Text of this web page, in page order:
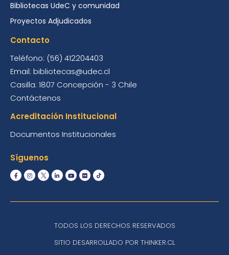
Bibliotecas UdeC y comunidad
Proyectos Adjudicados
Contacto
Teléfono: (56) 412204403
Email: bibliotecas@udec.cl
Casilla: 1807 Concepción - 3 Chile
Contáctenos
Acreditación Institucional
Documentos Institucionales
Síguenos
TODOS LOS DERECHOS RESERVADOS
SITIO DESARROLLADO POR THINKER.CL